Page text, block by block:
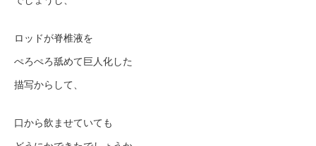
ロッドが脊椎液を
ぺろぺろ舐めて巨人化した
描写からして、
口から飲ませていても